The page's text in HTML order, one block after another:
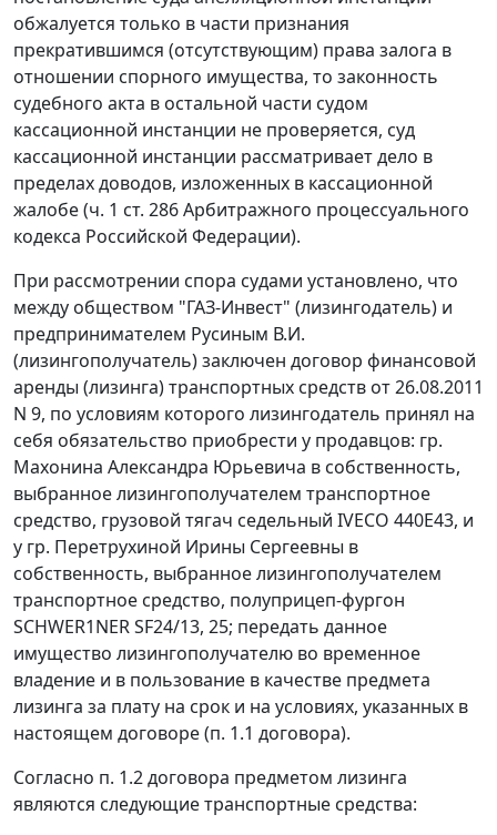
обжалуется только в части признания
прекратившимся (отсутствующим) права залога в
отношении спорного имущества, то законность
судебного акта в остальной части судом
кассационной инстанции не проверяется, суд
кассационной инстанции рассматривает дело в
пределах доводов, изложенных в кассационной
жалобе (ч. 1 ст. 286 Арбитражного процессуального
кодекса Российской Федерации).
При рассмотрении спора судами установлено, что
между обществом "ГАЗ-Инвест" (лизингодатель) и
предпринимателем Русиным В.И.
(лизингополучатель) заключен договор финансовой
аренды (лизинга) транспортных средств от 26.08.2011
N 9, по условиям которого лизингодатель принял на
себя обязательство приобрести у продавцов: гр.
Махонина Александра Юрьевича в собственность,
выбранное лизингополучателем транспортное
средство, грузовой тягач седельный IVECO 440Е43, и
у гр. Перетрухиной Ирины Сергеевны в
собственность, выбранное лизингополучателем
транспортное средство, полуприцеп-фургон
SCHWER1NER SF24/13, 25; передать данное
имущество лизингополучателю во временное
владение и в пользование в качестве предмета
лизинга за плату на срок и на условиях, указанных в
настоящем договоре (п. 1.1 договора).
Согласно п. 1.2 договора предметом лизинга
являются следующие транспортные средства: